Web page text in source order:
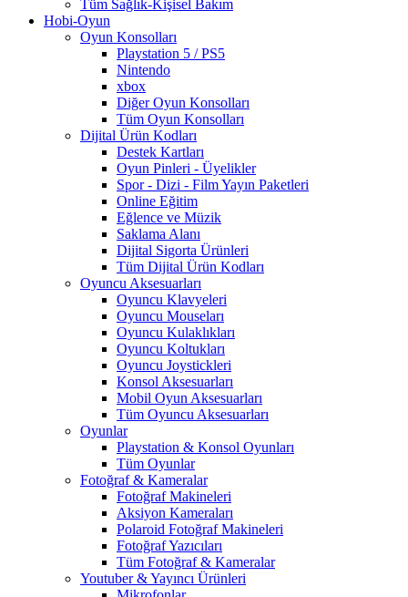
Tüm Sağlık-Kişisel Bakım
Hobi-Oyun
Oyun Konsolları
Playstation 5 / PS5
Nintendo
xbox
Diğer Oyun Konsolları
Tüm Oyun Konsolları
Dijital Ürün Kodları
Destek Kartları
Oyun Pinleri - Üyelikler
Spor - Dizi - Film Yayın Paketleri
Online Eğitim
Eğlence ve Müzik
Saklama Alanı
Dijital Sigorta Ürünleri
Tüm Dijital Ürün Kodları
Oyuncu Aksesuarları
Oyuncu Klavyeleri
Oyuncu Mouseları
Oyuncu Kulaklıkları
Oyuncu Koltukları
Oyuncu Joystickleri
Konsol Aksesuarları
Mobil Oyun Aksesuarları
Tüm Oyuncu Aksesuarları
Oyunlar
Playstation & Konsol Oyunları
Tüm Oyunlar
Fotoğraf & Kameralar
Fotoğraf Makineleri
Aksiyon Kameraları
Polaroid Fotoğraf Makineleri
Fotoğraf Yazıcıları
Tüm Fotoğraf & Kameralar
Youtuber & Yayıncı Ürünleri